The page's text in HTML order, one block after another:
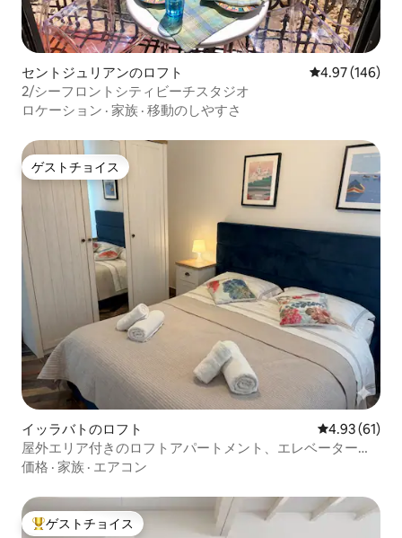
セントジュリアンのロフト レビュー146
4.97 (146)
2/シーフロントシティビーチスタジオ
ロケーション · 家族 · 移動のしやすさ
ゲストチョイス
ゲストチョイス
イッラバトのロフト レビュー61
4.93 (61)
屋外エリア付きのロフトアパートメント、エレベーター付
き
価格 · 家族 · エアコン
大好評のゲストチョイスです。
ゲストチョイス